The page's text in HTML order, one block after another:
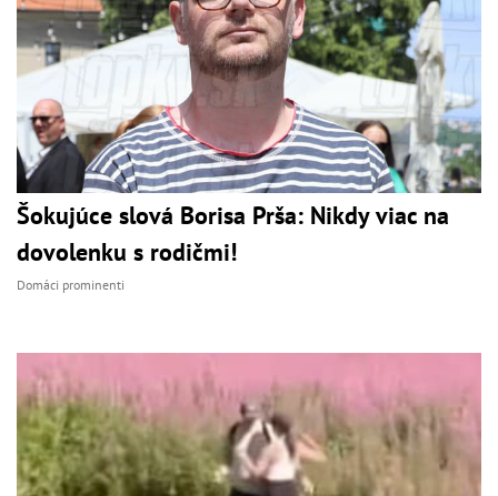
Šokujúce slová Borisa Prša: Nikdy viac na
dovolenku s rodičmi!
Domáci prominenti